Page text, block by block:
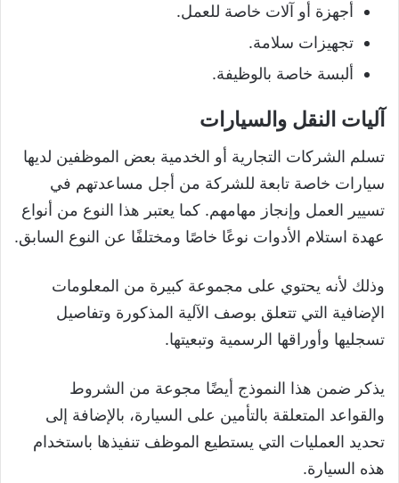
أجهزة أو آلات خاصة للعمل.
تجهيزات سلامة.
ألبسة خاصة بالوظيفة.
آليات النقل والسيارات
تسلم الشركات التجارية أو الخدمية بعض الموظفين لديها
سيارات خاصة تابعة للشركة من أجل مساعدتهم في
تسيير العمل وإنجاز مهامهم. كما يعتبر هذا النوع من أنواع
عهدة استلام الأدوات نوعًا خاصًا ومختلفًا عن النوع السابق.
وذلك لأنه يحتوي على مجموعة كبيرة من المعلومات
الإضافية التي تتعلق بوصف الآلية المذكورة وتفاصيل
تسجليها وأوراقها الرسمية وتبعيتها.
يذكر ضمن هذا النموذج أيضًا مجوعة من الشروط
والقواعد المتعلقة بالتأمين على السيارة، بالإضافة إلى
تحديد العمليات التي يستطيع الموظف تنفيذها باستخدام
هذه السيارة.